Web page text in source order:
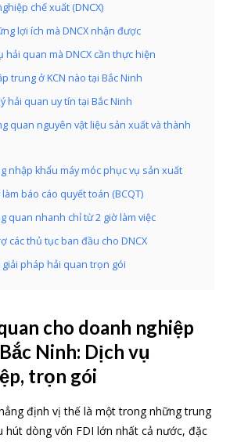
chế xuất (DNCX)
lợi ích mà DNCX nhận được
hải quan mà DNCX cần thực hiện
trung ở KCN nào tại Bắc Ninh
hải quan uy tín tại Bắc Ninh
quan nguyên vật liệu sản xuất và thành
nhập khẩu máy móc phục vụ sản xuất
báo cáo quyết toán (BCQT)
quan nhanh chỉ từ 2 giờ làm việc
các thủ tục ban đầu cho DNCX
pháp hải quan trọn gói
cho doanh nghiệp
Ninh: Dịch vụ
trọn gói
định vị thế là một trong những trung
hút dòng vốn FDI lớn nhất cả nước, đặc